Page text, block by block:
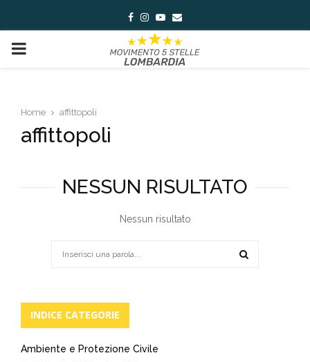
Facebook
Instagram
Youtube
Email
PRIMARY
Home affittopoli
affittopoli
NESSUN RISULTATO
Nessun risultato
INDICE CATEGORIE
Ambiente e Protezione Civile